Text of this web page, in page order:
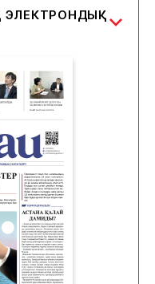
ЭЛЕКТРОНДЫҚ